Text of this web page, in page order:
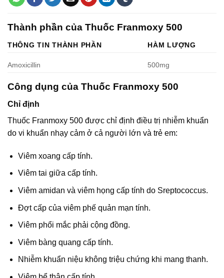
Thành phần của Thuốc Franmoxy 500
THÔNG TIN THÀNH PHẦN HÀM LƯỢNG
Amoxicillin 500mg
Công dụng của Thuốc Franmoxy 500
Chỉ định
Thuốc Franmoxy 500 được chỉ định điều trị nhiễm khuẩn
do vi khuẩn nhạy cảm ở cả người lớn và trẻ em:
Viêm xoang cấp tính.
Viêm tai giữa cấp tính.
Viêm amidan và viêm họng cấp tính do Sreptococcus.
Đợt cấp của viêm phế quản mạn tính.
Viêm phổi mắc phải cộng đồng.
Viêm bàng quang cấp tính.
Nhiễm khuẩn niệu không triệu chứng khi mang thanh.